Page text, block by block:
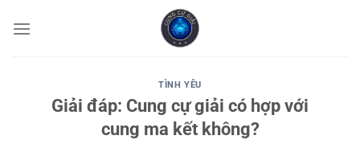
đến
TÌNH YÊU
Giải đáp: Cung cự giải có hợp với
cung ma kết không?